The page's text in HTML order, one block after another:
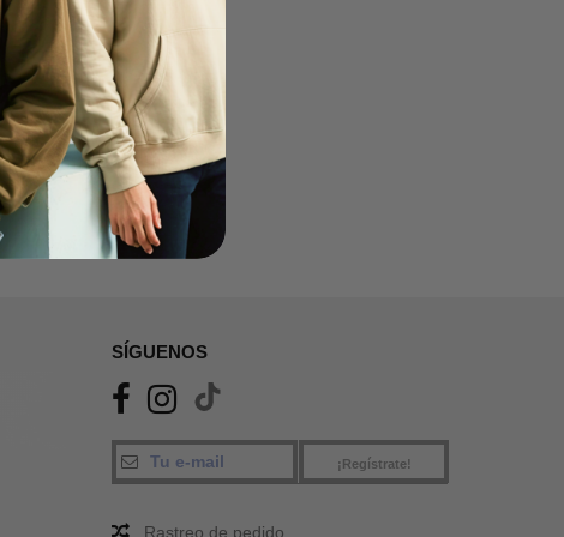
SÍGUENOS
¡Regístrate!
Rastreo de pedido